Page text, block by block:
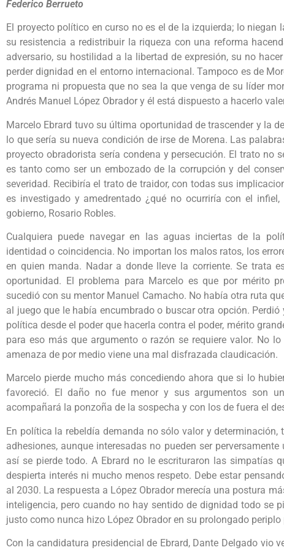
Federico Berrueto
El proyecto político en curso no es el de la izquierda; lo
su resistencia a redistribuir la riqueza con una reforma
adversario, su hostilidad a la libertad de expresión, su no
perder dignidad en el entorno internacional. Tampoco es de
programa ni propuesta que no sea la que venga de su líder
Andrés Manuel López Obrador y él está dispuesto a hacerlo
Marcelo Ebrard tuvo su última oportunidad de trascender y la
lo que sería su nueva condición de irse de Morena. Las
proyecto obradorista sería condena y persecución. El trato no
es tanto como ser un embozado de la corrupción y del
severidad. Recibiría el trato de traidor, con todas sus
es investigado y amedrentado ¿qué no ocurriría con el
gobierno, Rosario Robles.
Cualquiera puede navegar en las aguas inciertas de la
identidad o coincidencia. No importan los malos ratos, los
en quien manda. Nadar a donde lleve la corriente. Se trata
oportunidad. El problema para Marcelo es que por mérito
sucedió con su mentor Manuel Camacho. No había otra ruta
al juego que le había encumbrado o buscar otra opción.
política desde el poder que hacerla contra el poder, mérito
para eso más que argumento o razón se requiere valor. No
amenaza de por medio viene una mal disfrazada claudicación.
Marcelo pierde mucho más concediendo ahora que si lo
favoreció. El daño no fue menor y sus argumentos son
acompañará la ponzoña de la sospecha y con los de fuera el
En política la rebeldía demanda no sólo valor y
adhesiones, aunque interesadas no pueden ser
así se pierde todo. A Ebrard no le escrituraron las simpatías
despierta interés ni mucho menos respeto. Debe estar
al 2030. La respuesta a López Obrador merecía una postura
inteligencia, pero cuando no hay sentido de dignidad todo se
justo como nunca hizo López Obrador en su prolongado periplo
Con la candidatura presidencial de Ebrard, Dante Delgado vio